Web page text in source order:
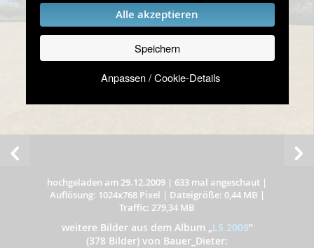
Alle akzeptieren
Speichern
Anpassen / Cookie-Details
hochgeladen am 29.12.2009 | 633 mal angeschaut |
Auflösung: 1024x768 Pixel | Dateigröße: 0,44 MB |
Traffic: 279,34 MB
weitere Bilder aus dem Album „LS 2009”
(378 Bilder) von Bauer_Dieter: